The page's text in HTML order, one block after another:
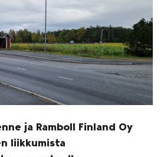
ja Ramboll Finland Oy
liikkumista